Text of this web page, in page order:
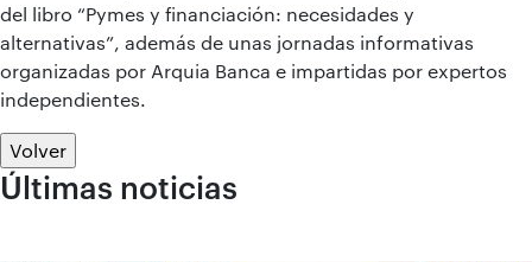
del libro “Pymes y financiación: necesidades y
alternativas”, además de unas jornadas informativas
organizadas por Arquia Banca e impartidas por expertos
independientes.
Volver
Últimas noticias